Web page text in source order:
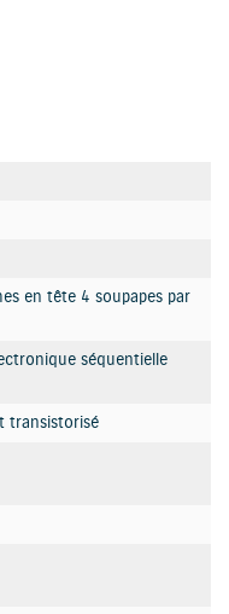
en tête 4 soupapes par
séquentielle
transistorisé